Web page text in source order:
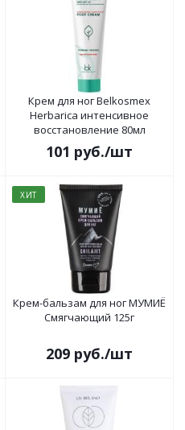
Крем для ног Belkosmex
Herbarica интенсивное
восстановление 80мл
101 руб./шт
ХИТ
Крем-бальзам для ног МУМИЁ
Смягчающий 125г
209 руб./шт